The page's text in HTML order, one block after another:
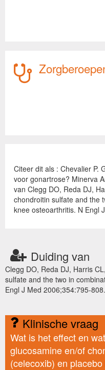
Citeer dit als : Chevalier P.
voor gonartrose? Minerva
van Clegg DO, Reda DJ,
chondroitin sulfate and the
knee osteoarthritis. N Engl
Duiding van
Clegg DO, Reda DJ, Harris
sulfate and the two in
Engl J Med 2006;354:795-808.
Klinische vraag
Wat is het effect en
glucosamine en/of
(celecoxib) en